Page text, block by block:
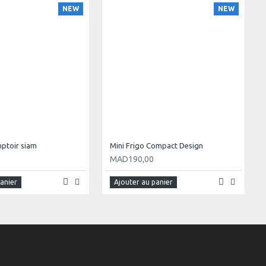
NEW
siam
NEW
Mini Frigo Compact Design
MAD190,00
Ajouter au panier